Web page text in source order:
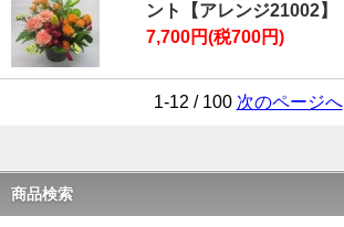
ント【アレンジ21002】
7,700円(税700円)
1-12 / 100 次のページへ
商品検索